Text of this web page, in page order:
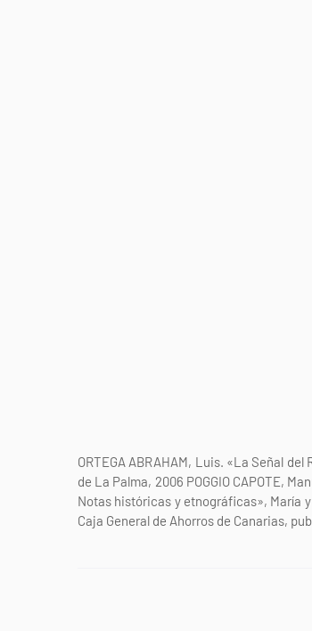
ORTEGA ABRAHAM, Luis. «La Señal
de La Palma, 2006 POGGIO CAPOTE,
Notas históricas y etnográficas», María
Caja General de Ahorros de Canarias,